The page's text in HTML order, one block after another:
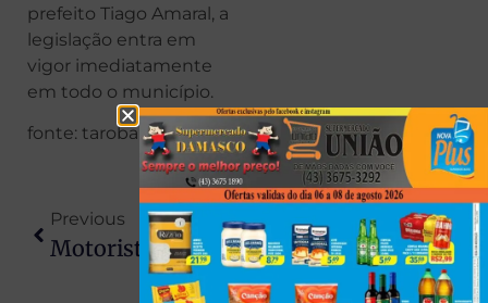
prefeito Tiago Amaral, a
legislação entra em
vigor imediatamente
em todo o município.
fonte: taroba
Previous
Motorista Fica Em Estado Gravíssimo Após Colisão Entre BMW E Caminhão Em Rolândia
Next
Calor De 30°C Volta Ao Paraná E Sol Deve Predominar Em Todo O Estado Até O Fim De Semana